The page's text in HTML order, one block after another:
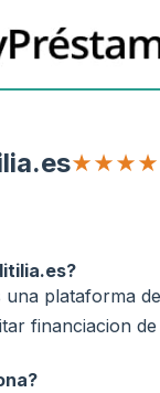
una plataforma
financiacion